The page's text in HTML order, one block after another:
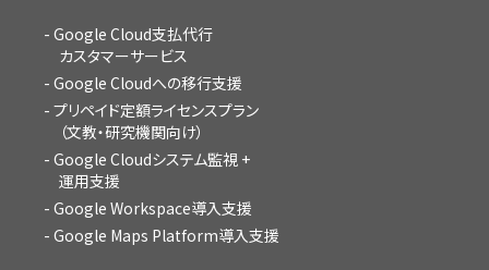
Google Cloud支払代行
カスタマーサービス
Google Cloudへの移行支援
プリペイド定額ライセンスプラン
（文教・研究機関向け）
Google Cloudシステム監視 +
運用支援
Google Workspace導入支援
Google Maps Platform導入支援